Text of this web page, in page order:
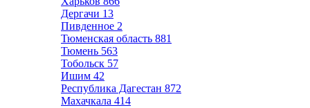
Дергачи 13
Пивденное 2
Тюменская область 881
Тюмень 563
Тобольск 57
Ишим 42
Республика Дагестан 872
Махачкала 414